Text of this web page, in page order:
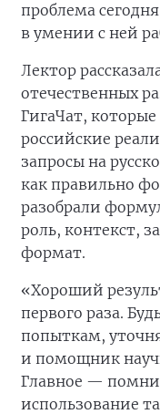
проблема
в умении с ней
Лектор
отечественных
ГигаЧат,
российские
запросы на
как правильно
разобрали
роль, контекст,
формат.
«Хороший
первого раза.
попыткам,
и помощник
Главное —
использование